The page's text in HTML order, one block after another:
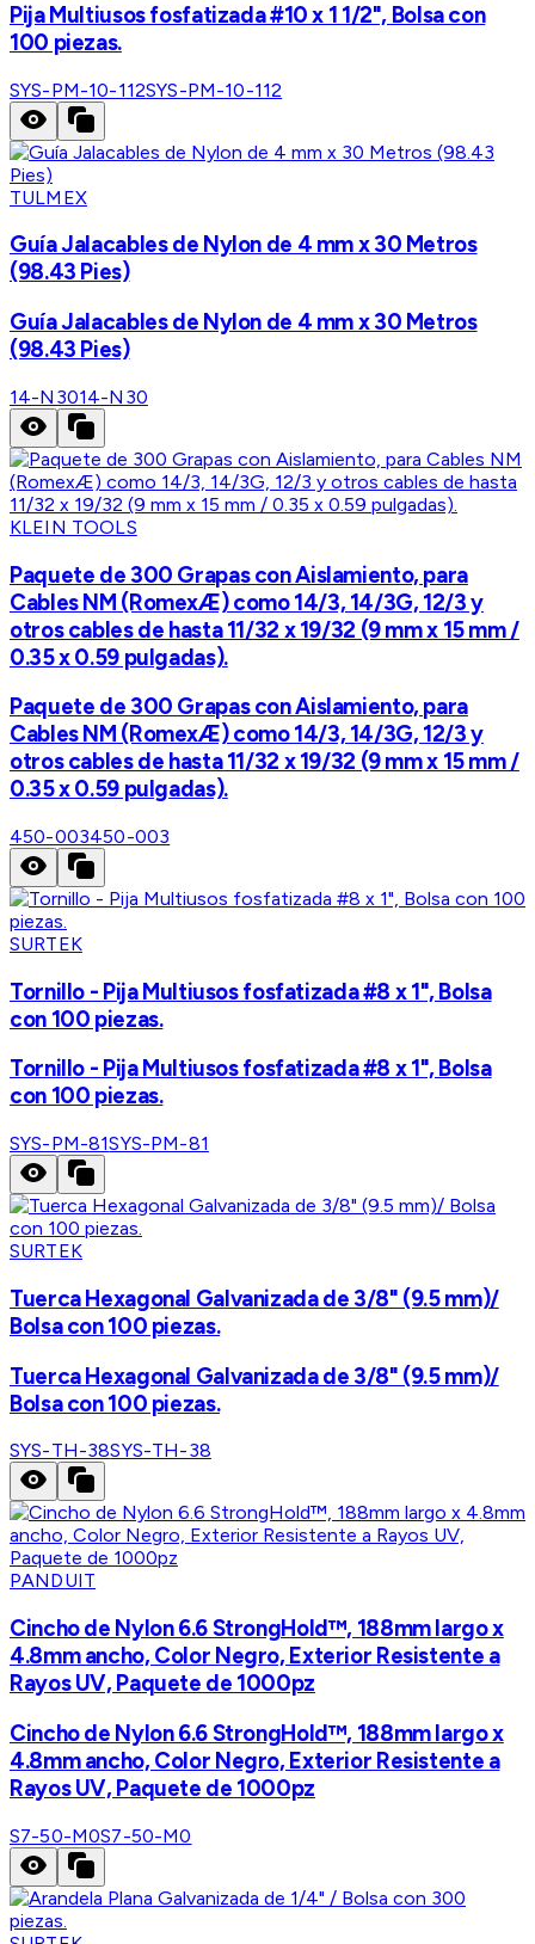
Pija Multiusos fosfatizada #10 x 1 1/2", Bolsa con
100 piezas.
SYS-PM-10-112SYS-PM-10-112
TULMEX
Guía Jalacables de Nylon de 4 mm x 30 Metros
(98.43 Pies)
Guía Jalacables de Nylon de 4 mm x 30 Metros
(98.43 Pies)
14-N3014-N30
KLEIN TOOLS
Paquete de 300 Grapas con Aislamiento, para
Cables NM (RomexÆ) como 14/3, 14/3G, 12/3 y
otros cables de hasta 11/32 x 19/32 (9 mm x 15 mm /
0.35 x 0.59 pulgadas).
Paquete de 300 Grapas con Aislamiento, para
Cables NM (RomexÆ) como 14/3, 14/3G, 12/3 y
otros cables de hasta 11/32 x 19/32 (9 mm x 15 mm /
0.35 x 0.59 pulgadas).
450-003450-003
SURTEK
Tornillo - Pija Multiusos fosfatizada #8 x 1", Bolsa
con 100 piezas.
Tornillo - Pija Multiusos fosfatizada #8 x 1", Bolsa
con 100 piezas.
SYS-PM-81SYS-PM-81
SURTEK
Tuerca Hexagonal Galvanizada de 3/8" (9.5 mm)/
Bolsa con 100 piezas.
Tuerca Hexagonal Galvanizada de 3/8" (9.5 mm)/
Bolsa con 100 piezas.
SYS-TH-38SYS-TH-38
PANDUIT
Cincho de Nylon 6.6 StrongHold™, 188mm largo x
4.8mm ancho, Color Negro, Exterior Resistente a
Rayos UV, Paquete de 1000pz
Cincho de Nylon 6.6 StrongHold™, 188mm largo x
4.8mm ancho, Color Negro, Exterior Resistente a
Rayos UV, Paquete de 1000pz
S7-50-M0S7-50-M0